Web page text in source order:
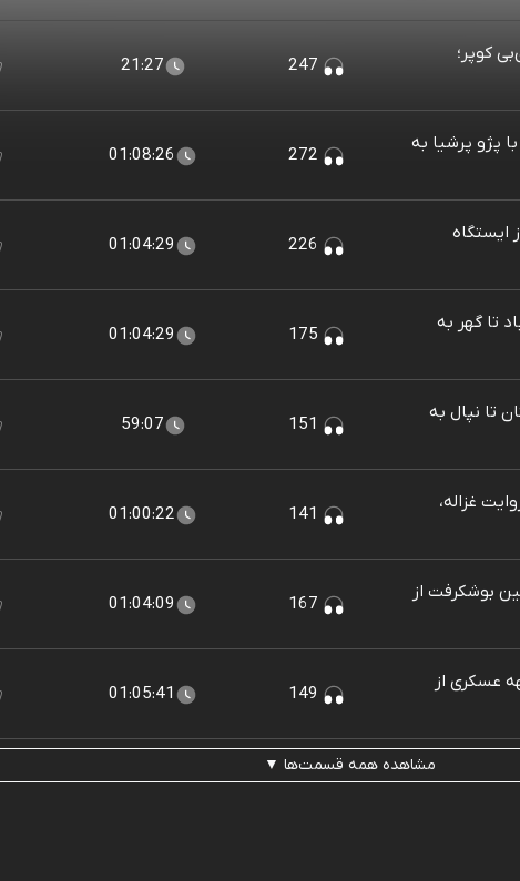
کوپر؛
21:27
اروپا، با پژو پرشیا به
01:08:26
از ایستگاه
01:04:29
تا گهر به
01:04:29
تا نپال به
59:07
به روایت غزاله،
01:00:22
متین بوشکرفت از
01:04:09
الهه عسکری از
01:05:41
مشاهده همه قسمت‌ها ▼